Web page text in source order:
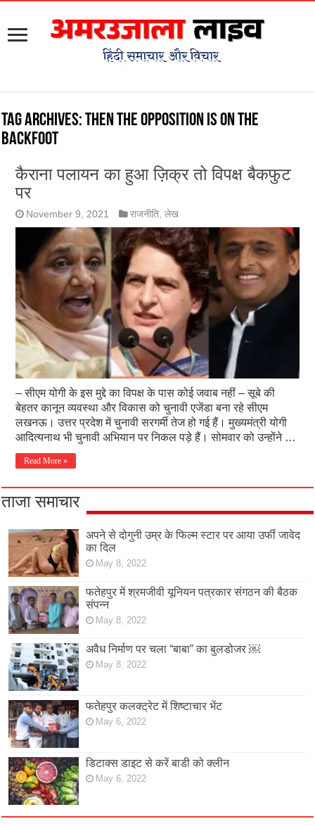
Tag Archives:then the opposition is on the
backfoot
कैराना पलायन का हुआ ज़िक्र तो विपक्ष बैकफुट
पर
November 9, 2021 राजनीति ,लेख
– सीएम योगी के इस मुद्दे का विपक्ष के पास कोई जवाब नहीं – सूबे की
बेहतर कानून व्यवस्था और विकास को चुनावी एजेंडा बना रहे सीएम
लखनऊ। उत्तर प्रदेश में चुनावी सरगर्मी तेज हो गई हैं। मुख्यमंत्री योगी
आदित्यनाथ भी चुनावी अभियान पर निकल पड़े हैं। सोमवार को उन्होंने …
Read More »
ताजा समाचार
अपने से दोगुनी उम्र के फिल्म स्टार पर आया उर्फी जावेद
का दिल
May 8, 2022
फतेहपुर में श्रमजीवी यूनियन पत्रकार संगठन की बैठक
संपन्न
May 8, 2022
अवैध निर्माण पर चला “बाबा” का बुलडोजर ￼
May 8, 2022
फतेहपुर कलक्ट्रेट में शिष्टाचार भेंट
May 6, 2022
डिटाक्स डाइट से करें बाडी को क्लीन
May 6, 2022